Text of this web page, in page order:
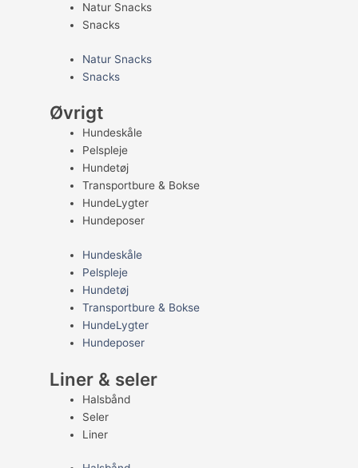
Natur Snacks
Snacks
Natur Snacks
Snacks
Øvrigt
Hundeskåle
Pelspleje
Hundetøj
Transportbure & Bokse
HundeLygter
Hundeposer
Hundeskåle
Pelspleje
Hundetøj
Transportbure & Bokse
HundeLygter
Hundeposer
Liner & seler
Halsbånd
Seler
Liner